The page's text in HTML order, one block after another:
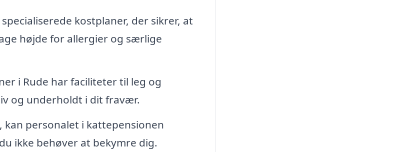
kostplaner, der sikrer, at
højde for allergier og særlige
i Rude har faciliteter til leg og
og underholdt i dit fravær.
personalet i kattepensionen
ikke behøver at bekymre dig.